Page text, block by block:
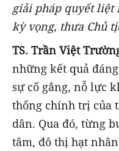
giải pháp quyết liệt
kỳ vọng, thưa Chủ
TS. Trần Việt
những kết quả
sự cố gắng, nỗ lực
thống chính trị của
dân. Qua đó, từng
tâm, đô thị hạt